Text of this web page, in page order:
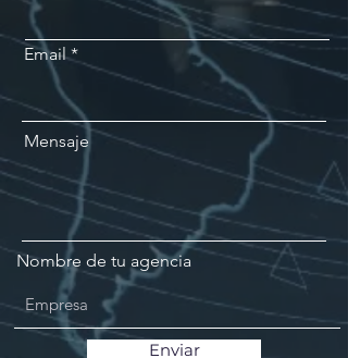
Email
Mensaje
Nombre de tu agencia
Enviar